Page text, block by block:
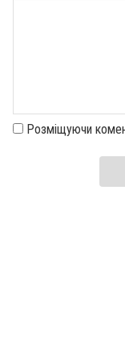
Розміщуючи